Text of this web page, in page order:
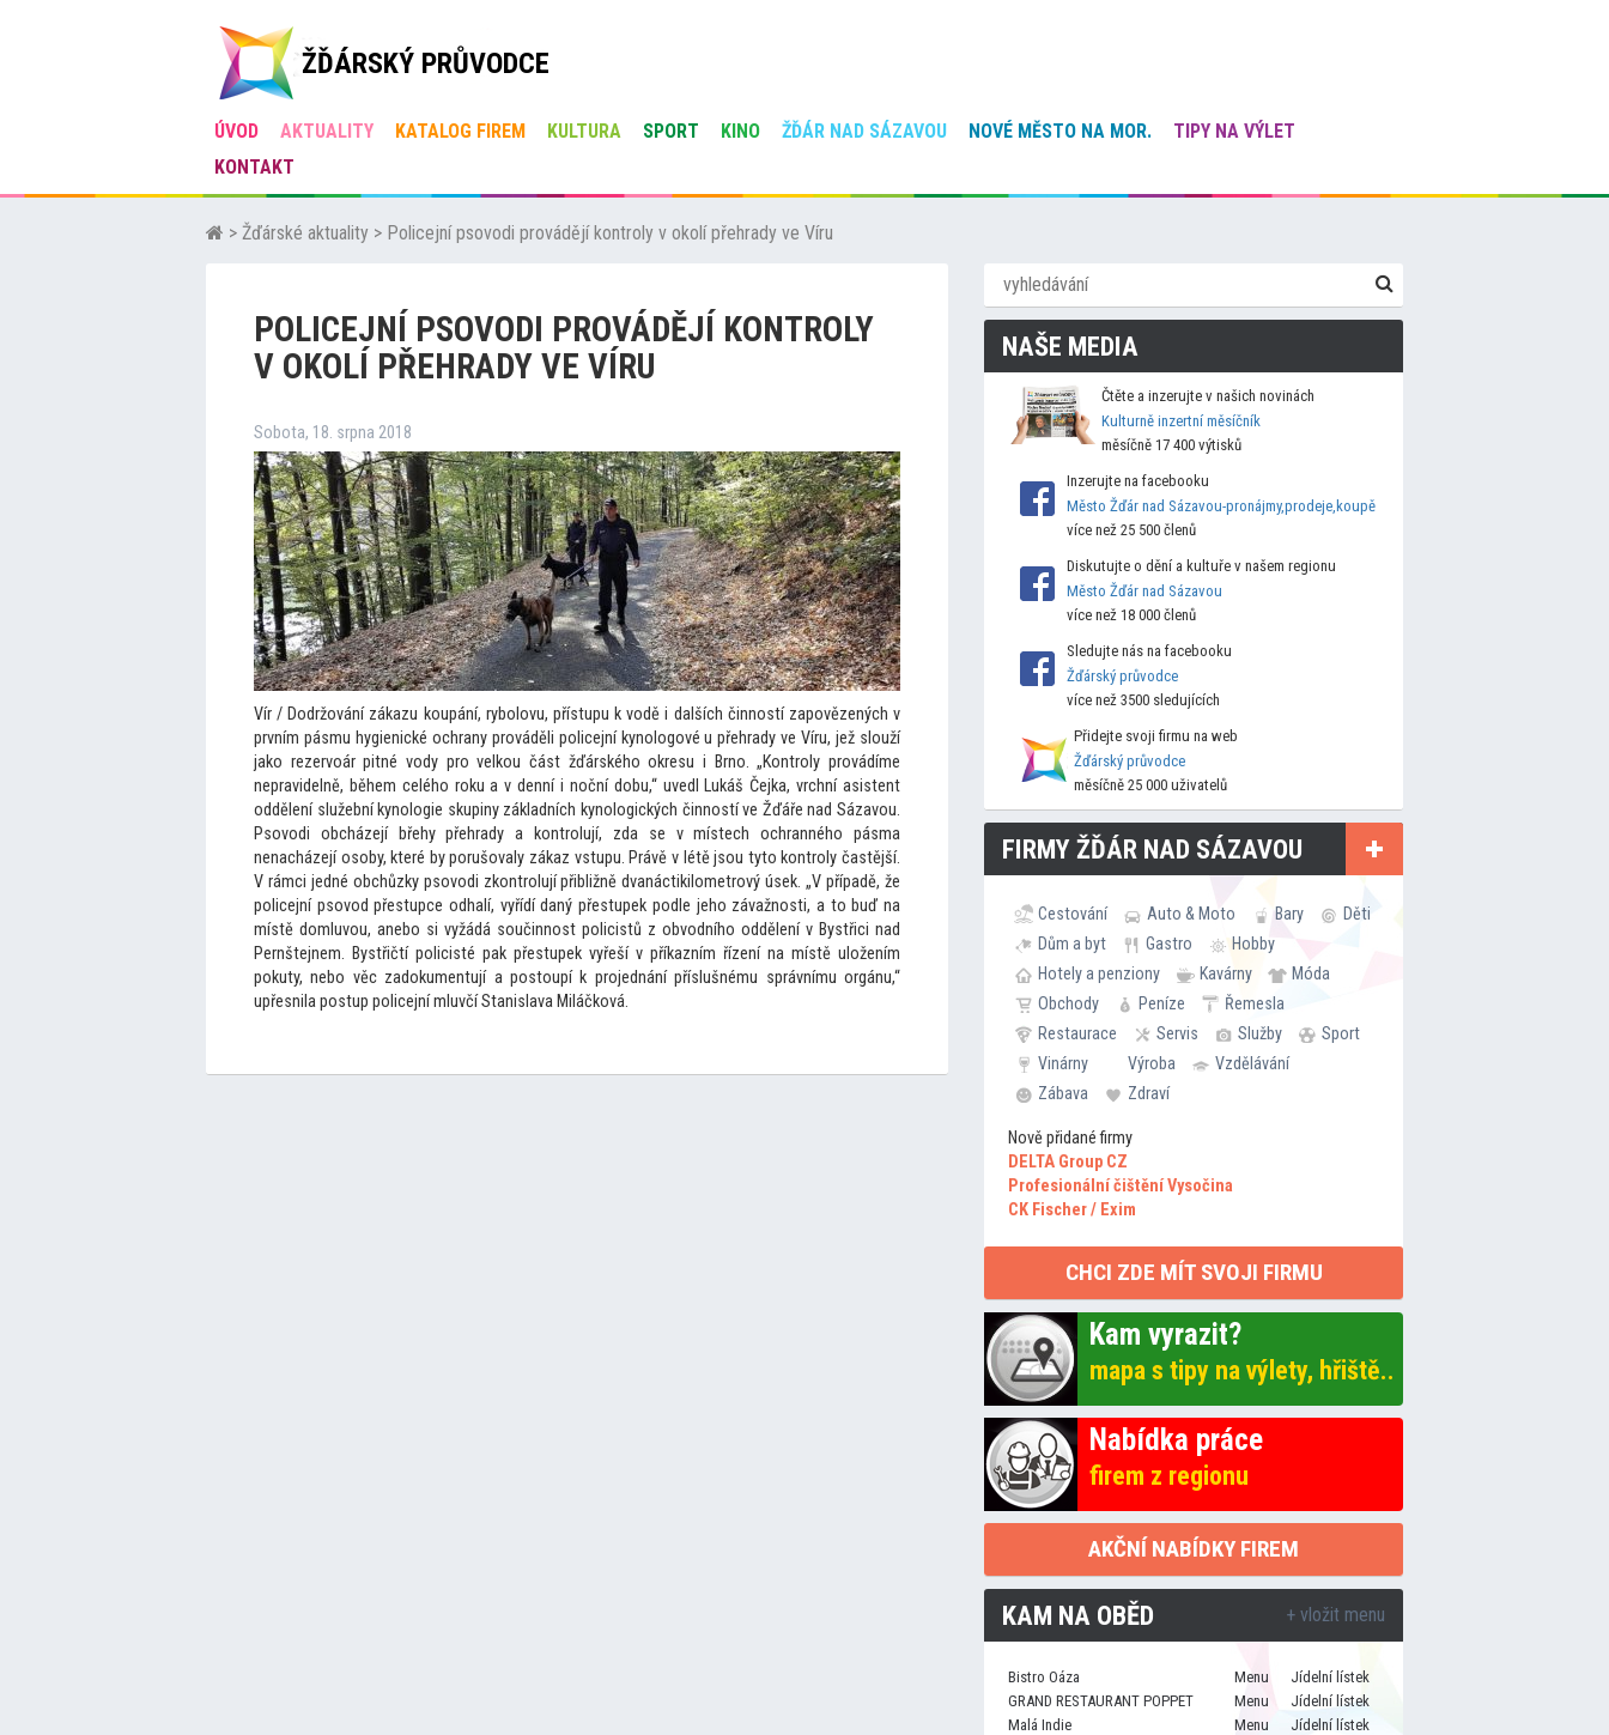
ŽĎÁRSKÝ PRŮVODCE
ÚVOD AKTUALITY KATALOG FIREM KULTURA SPORT KINO ŽĎÁR NAD SÁZAVOU NOVÉ MĚSTO NA MOR.
TIPY NA VÝLET
KONTAKT
> Žďárské aktuality > Policejní psovodi provádějí kontroly v okolí přehrady ve Víru
POLICEJNÍ PSOVODI PROVÁDĚJÍ KONTROLY
V OKOLÍ PŘEHRADY VE VÍRU
Sobota, 18. srpna 2018
Vír / Dodržování zákazu koupání, rybolovu, přístupu k vodě i dalších činností zapovězených v
prvním pásmu hygienické ochrany prováděli policejní kynologové u přehrady ve Víru, jež slouží
jako rezervoár pitné vody pro velkou část žďárského okresu i Brno. „Kontroly provádíme
nepravidelně, během celého roku a v denní i noční dobu,“ uvedl Lukáš Čejka, vrchní asistent
oddělení služební kynologie skupiny základních kynologických činností ve Žďáře nad Sázavou.
Psovodi obcházejí břehy přehrady a kontrolují, zda se v místech ochranného pásma
nenacházejí osoby, které by porušovaly zákaz vstupu. Právě v létě jsou tyto kontroly častější.
V rámci jedné obchůzky psovodi zkontrolují přibližně dvanáctikilometrový úsek. „V případě, že
policejní psovod přestupce odhalí, vyřídí daný přestupek podle jeho závažnosti, a to buď na
místě domluvou, anebo si vyžádá součinnost policistů z obvodního oddělení v Bystřici nad
Pernštejnem. Bystřičtí policisté pak přestupek vyřeší v příkazním řízení na místě uložením
pokuty, nebo věc zadokumentují a postoupí k projednání příslušnému správnímu orgánu,“
upřesnila postup policejní mluvčí Stanislava Miláčková.
NAŠE MEDIA
Čtěte a inzerujte v našich novinách
Kulturně inzertní měsíčník
měsíčně 17 400 výtisků
Inzerujte na facebooku
Město Žďár nad Sázavou-pronájmy,prodeje,koupě
více než 25 500 členů
Diskutujte o dění a kultuře v našem regionu
Město Žďár nad Sázavou
více než 18 000 členů
Sledujte nás na facebooku
Žďárský průvodce
více než 3500 sledujících
Přidejte svoji firmu na web
Žďárský průvodce
měsíčně 25 000 uživatelů
FIRMY ŽĎÁR NAD SÁZAVOU
Cestování Auto & Moto Bary
Děti
Dům a byt
Gastro
Hobby
Hotely a penziony
Kavárny
Móda
Obchody
Peníze
Řemesla
Restaurace
Servis Služby
Sport
Vinárny
Výroba
Vzdělávání
Zábava
Zdraví
Nově přidané firmy
DELTA Group CZ
Profesionální čištění Vysočina
CK Fischer / Exim
CHCI ZDE MÍT SVOJI FIRMU
Kam vyrazit?
mapa s tipy na výlety, hřiště..
Nabídka práce
firem z regionu
AKČNÍ NABÍDKY FIREM
KAM NA OBĚD + vložit menu
Bistro Oáza Menu
Jídelní lístek
GRAND RESTAURANT POPPET
Menu
Jídelní lístek
Malá Indie
Menu
Jídelní lístek